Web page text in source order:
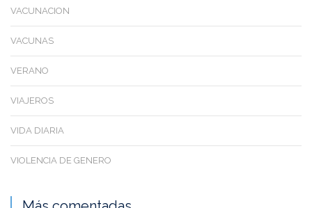
VACUNACION
VACUNAS
VERANO
VIAJEROS
VIDA DIARIA
VIOLENCIA DE GENERO